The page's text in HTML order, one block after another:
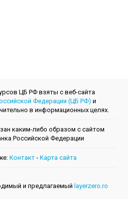
ЦБ РФ взяты с веб-сайта
Федерации (ЦБ РФ) и
в информационных целях.
каким-либо образом с сайтом
Российской Федерации
Контакт - Kарта сайта
и предлагаемый layerzero.ro